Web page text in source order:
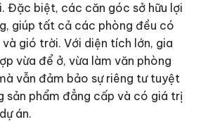
Đặc biệt, các căn góc sở hữu lợi
giúp tất cả các phòng đều có
gió trời. Với diện tích lớn, gia
vừa để ở, vừa làm văn phòng
vẫn đảm bảo sự riêng tư tuyệt
sản phẩm đẳng cấp và có giá trị
án.